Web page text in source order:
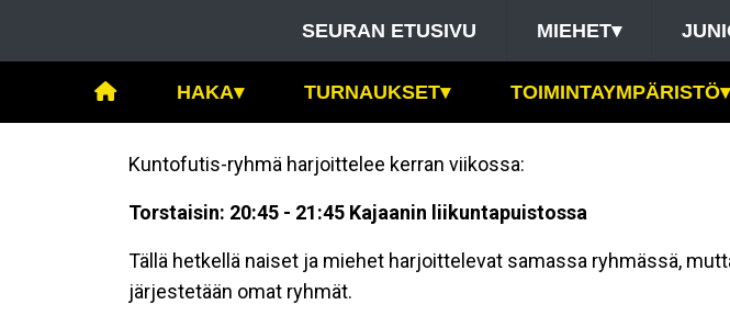
SEURAN ETUSIVU MIEHET▾
HAKA▾ TURNAUKSET▾ TOIMINTAYMPÄRISTÖ▾
Kuntofutis-ryhmä harjoittelee kerran viikossa:
Torstaisin: 20:45 - 21:45 Kajaanin liikuntapuistossa
Tällä hetkellä naiset ja miehet harjoittelevat samassa ryhmässä,
järjestetään omat ryhmät.